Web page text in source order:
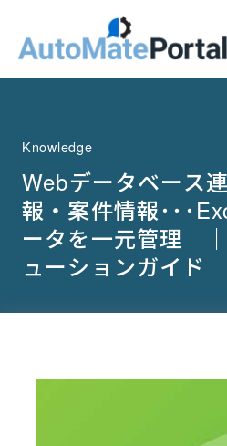
Knowledge
Webデータベース
報・案件情報･･･
ータを一元管理
ューションガイド